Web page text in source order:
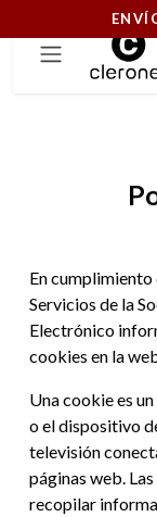
Ir al contenido
En cumplimiento
Servicios de la
Electrónico
cookies en la
Una cookie es
o el dispositivo
televisión
páginas web.
recopilar